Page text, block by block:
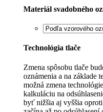
Materiál svadobného
Technológia tlače
Zmena spôsobu tlače
oznámenia a na základe
možná zmena
kalkuláciu na
byť nižšia aj vyššia